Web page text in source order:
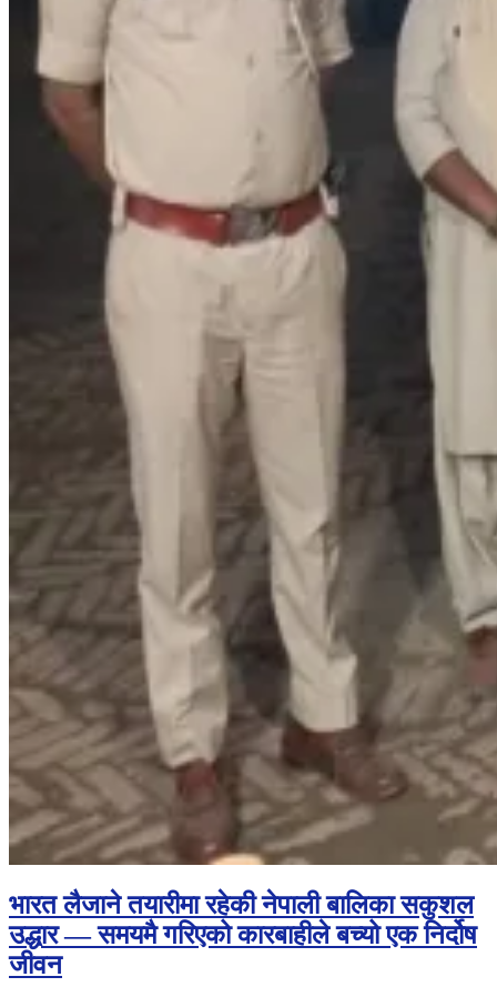
भारत लैजाने तयारीमा रहेकी नेपाली बालिका सकुशल
उद्धार — समयमै गरिएको कारबाहीले बच्यो एक निर्दोष
जीवन